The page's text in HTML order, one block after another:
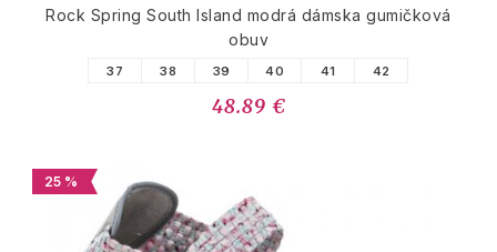
Rock Spring South Island modrá dámska gumičková
obuv
37 38 39 40 41 42
48.89 €
25 %